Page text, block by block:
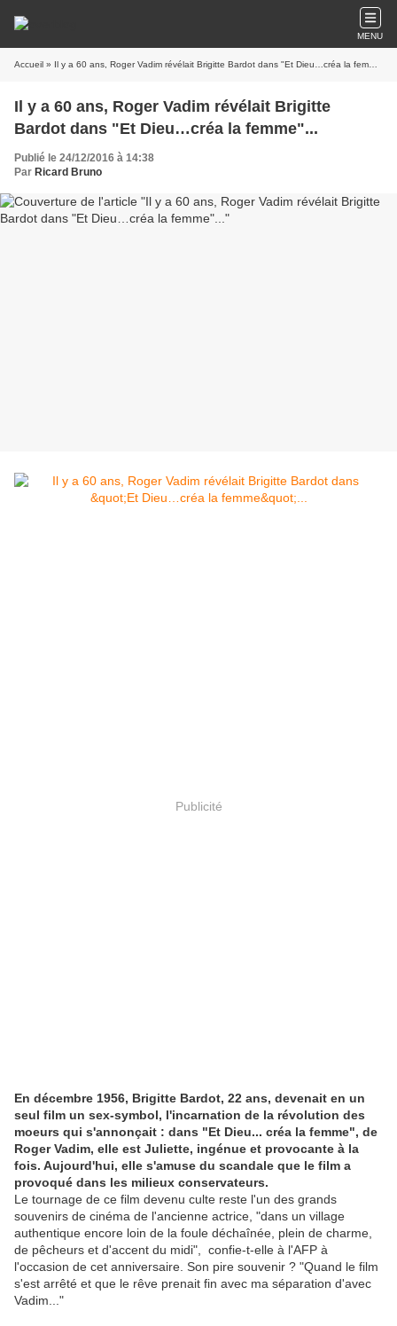
MENU
Accueil » Il y a 60 ans, Roger Vadim révélait Brigitte Bardot dans "Et Dieu…créa la femme"...
Il y a 60 ans, Roger Vadim révélait Brigitte
Bardot dans "Et Dieu…créa la femme"...
Publié le 24/12/2016 à 14:38
Par Ricard Bruno
Publicité
En décembre 1956, Brigitte Bardot, 22 ans, devenait en un
seul film un sex-symbol, l'incarnation de la révolution des
moeurs qui s'annonçait : dans "Et Dieu... créa la femme", de
Roger Vadim, elle est Juliette, ingénue et provocante à la
fois. Aujourd'hui, elle s'amuse du scandale que le film a
provoqué dans les milieux conservateurs.
Le tournage de ce film devenu culte reste l'un des grands
souvenirs de cinéma de l'ancienne actrice, "dans un village
authentique encore loin de la foule déchaînée, plein de charme,
de pêcheurs et d'accent du midi", confie-t-elle à l'AFP à
l'occasion de cet anniversaire. Son pire souvenir ? "Quand le film
s'est arrêté et que le rêve prenait fin avec ma séparation d'avec
Vadim..."